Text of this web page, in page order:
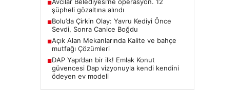
■
şüpheli gözaltına alındı
■Bolu’da Çirkin Olay: Yavru Kediyi Önce
Sevdi, Sonra Canice Boğdu
■Açık Alan Mekanlarında Kalite ve bahçe
mutfağı Çözümleri
■DAP Yapı’dan bir ilk! Emlak Konut
güvencesi Dap vizyonuyla kendi kendini
ödeyen ev modeli